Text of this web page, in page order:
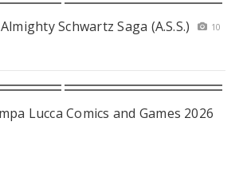
Schwartz Saga (A.S.S.)
10
Lucca Comics and Games 2026